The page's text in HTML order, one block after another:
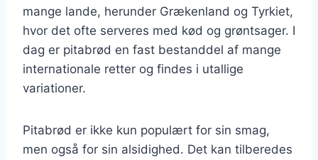
mange lande, herunder Grækenland og Tyrkiet,
hvor det ofte serveres med kød og grøntsager. I
dag er pitabrød en fast bestanddel af mange
internationale retter og findes i utallige
variationer.
Pitabrød er ikke kun populært for sin smag,
men også for sin alsidighed. Det kan tilberedes